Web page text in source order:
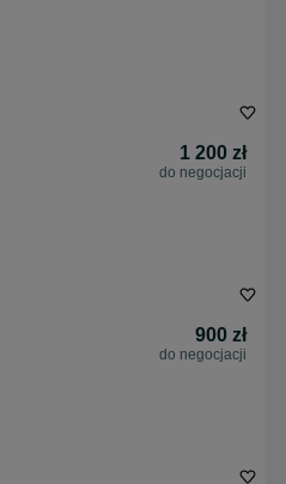
1 200 zł
do negocjacji
900 zł
do negocjacji